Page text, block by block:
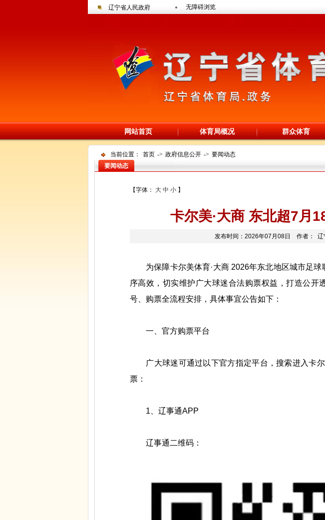
辽宁省人民政府 无障碍浏览
网站首页 体育局概况 群众体育
当前位置： 首页 -> 政府信息公开 -> 要闻动态
要闻动态
【字体： 大 中 小 】
卡尔美·大商 东北超7月
发布时间：2026年07月08日 作者： 辽
为保障卡尔美体育·大商 2026年东北地区城市足球
序高效，切实维护广大球迷合法购票权益，打造公
号、购票全流程安排，具体事宜公告如下：
一、官方购票平台
广大球迷可通过以下官方指定平台，搜索进入卡尔
票：
1、辽事通APP
辽事通二维码：